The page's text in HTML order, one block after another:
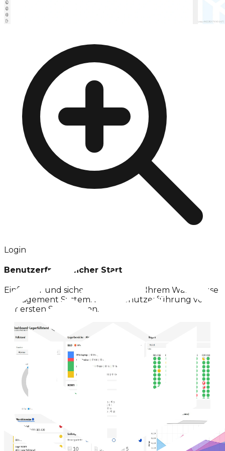
Login
Benutzerfreundlicher Start
Einfacher und sicherer Zugang zu Ihrem Warehouse
Management System. Klare Benutzerführung von
der ersten Sekunde an.